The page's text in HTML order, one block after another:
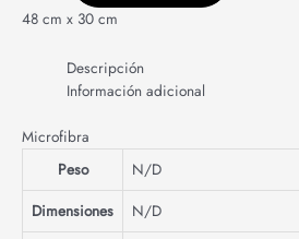
48 cm x 30 cm
Descripción
Información adicional
Microfibra
Peso
N/D
Dimensiones
N/D